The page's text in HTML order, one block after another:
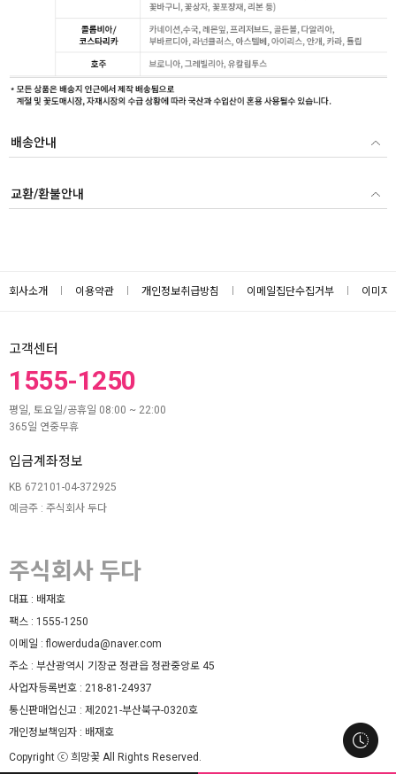
배송안내
교환/환불안내
회사소개 이용약관 개인정보취급방침 이메일집단수집거부 이미지
고객센터
1555-1250
평일, 토요일/공휴일 08:00 ~ 22:00
365일 연중무휴
입금계좌정보
KB 672101-04-372925
예금주 : 주식회사 두다
주식회사 두다
대표 : 배재호
팩스 : 1555-1250
이메일 :flowerduda@naver.com
주소 : 부산광역시 기장군 정관읍 정관중앙로 45
사업자등록번호 : 218-81-24937
통신판매업신고 : 제2021-부산북구-0320호
개인정보책임자 : 배재호
Copyright ⓒ 희망꽃 All Rights Reserved.